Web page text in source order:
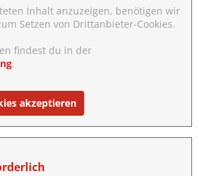
Inhalt anzuzeigen, benötigen wir
Setzen von Drittanbieter-Cookies.
findest du in der
.
akzeptieren